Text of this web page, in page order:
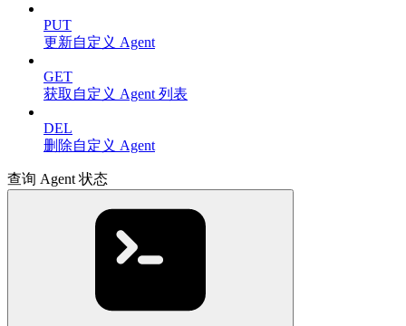
PUT
更新自定义 Agent
GET
获取自定义 Agent 列表
DEL
删除自定义 Agent
查询 Agent 状态